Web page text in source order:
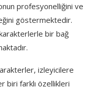
profesyonelliğini ve
göstermektedir.
bir bağ
izleyicilere
biri farklı özellikleri